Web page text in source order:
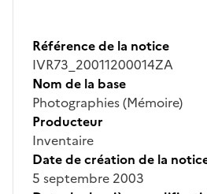
Référence de la notice
IVR73_20011200014ZA
Nom de la base
Photographies (Mémoire)
Producteur
Inventaire
Date de création de la
5 septembre 2003